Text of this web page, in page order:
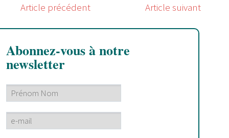
Article précédent Article suivant
Abonnez-vous à notre
newsletter